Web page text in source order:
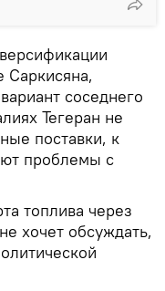
Саркисяна,
соседнего
Тегеран не
поставки, к
проблемы с
топлива через
хочет обсуждать,